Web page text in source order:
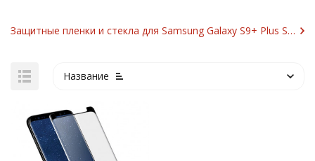
Защитные пленки и стекла для Samsung Galaxy S9+ Plus SM-G965
Название